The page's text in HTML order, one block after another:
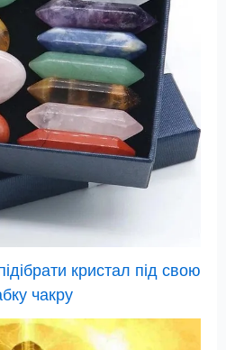
кристал під свою
чакру